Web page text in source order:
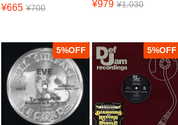
¥665 ¥700 ¥979 ¥1,030
5% 5%